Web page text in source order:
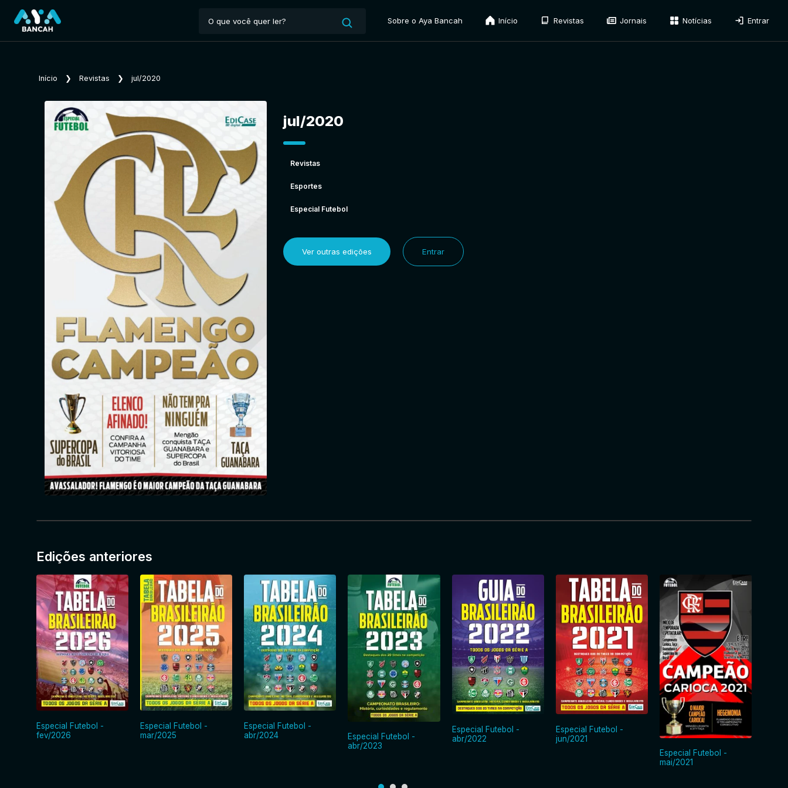
Sobre o Aya Bancah Início Revistas Jornais Notícias Entrar
Início ❯ Revistas ❯ jul/2020
jul/2020
Revistas
Esportes
Especial Futebol
Ver outras edições Entrar
Edições anteriores
Especial Futebol -
fev/2026
Especial Futebol -
mar/2025
Especial Futebol -
abr/2024
Especial Futebol -
abr/2023
Especial Futebol -
abr/2022
Especial Futebol -
jun/2021
Especial Futebol -
mai/2021